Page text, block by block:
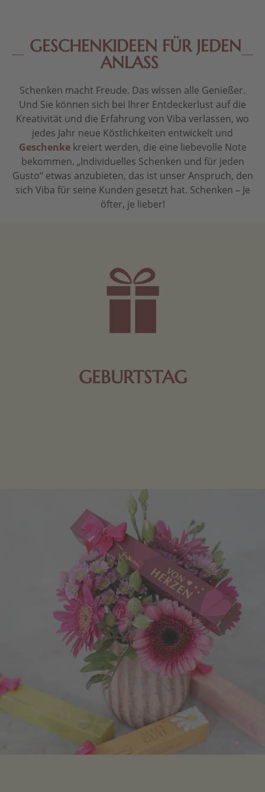
GESCHENKIDEEN FÜR JEDEN
ANLASS
Schenken macht Freude. Das wissen alle Genießer.
Und Sie können sich bei Ihrer Entdeckerlust auf die
Kreativität und die Erfahrung von Viba verlassen, wo
jedes Jahr neue Köstlichkeiten entwickelt und
Geschenkekreiert werden, die eine liebevolle Note
bekommen. „Individuelles Schenken und für jeden
Gusto“ etwas anzubieten, das ist unser Anspruch, den
sich Viba für seine Kunden gesetzt hat. Schenken – Je
öfter, je lieber!
GEBURTSTAG